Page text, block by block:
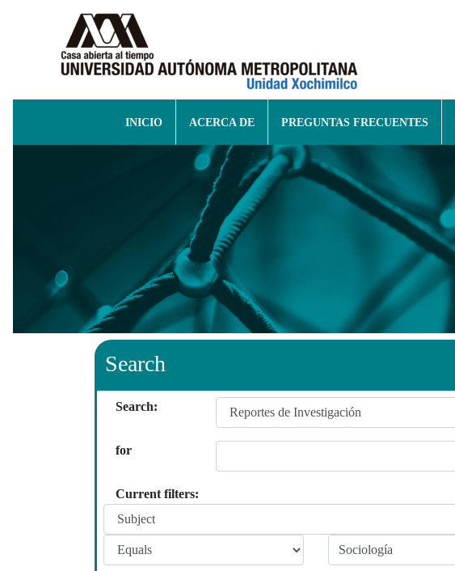
INICIO ACERCA DE PREGUNTAS FRECUENTES
Search
Search:
for
Current filters: